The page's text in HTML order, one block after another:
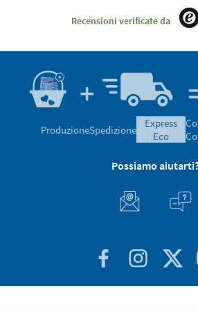
Recensioni verificate da
ProduzioneSpedizione
express
eco
Possiamo